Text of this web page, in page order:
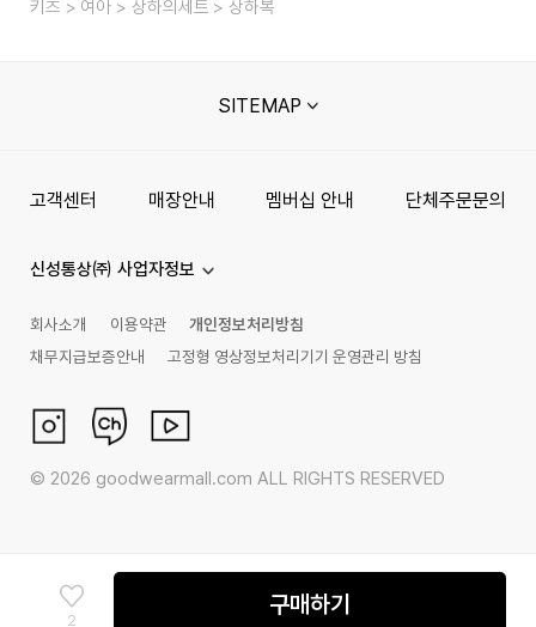
키즈 여아 상하의세트 상하복
2
구매하기
SITEMAP
고객센터 매장안내 멤버십 안내 단체주문문의
신성통상㈜ 사업자정보
회사소개 이용약관
개인정보처리방침
채무지급보증안내
고정형 영상정보처리기기 운영관리 방침
© 2026 goodwearmall.com ALL RIGHTS RESERVED